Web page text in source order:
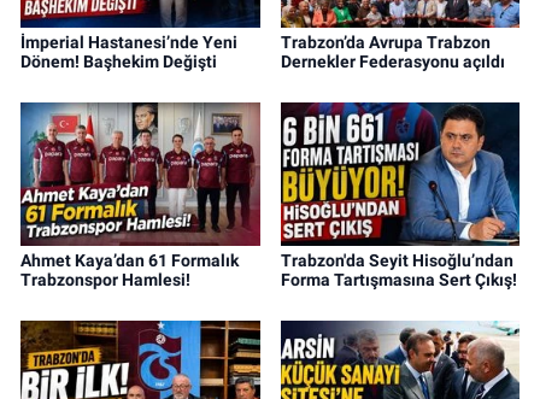
İmperial Hastanesi’nde Yeni
Dönem! Başhekim Değişti
Trabzon’da Avrupa Trabzon
Dernekler Federasyonu açıldı
Ahmet Kaya’dan 61 Formalık
Trabzonspor Hamlesi!
Trabzon'da Seyit Hisoğlu’ndan
Forma Tartışmasına Sert Çıkış!